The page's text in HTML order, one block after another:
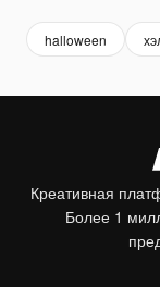
halloween
Креативная
Более 1